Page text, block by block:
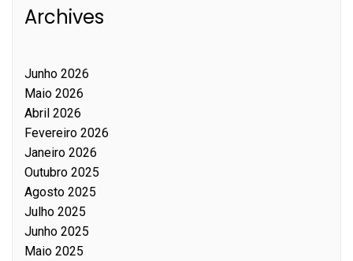
Archives
Junho 2026
Maio 2026
Abril 2026
Fevereiro 2026
Janeiro 2026
Outubro 2025
Agosto 2025
Julho 2025
Junho 2025
Maio 2025